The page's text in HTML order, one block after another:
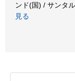
ンド(国) / サンタ
見る